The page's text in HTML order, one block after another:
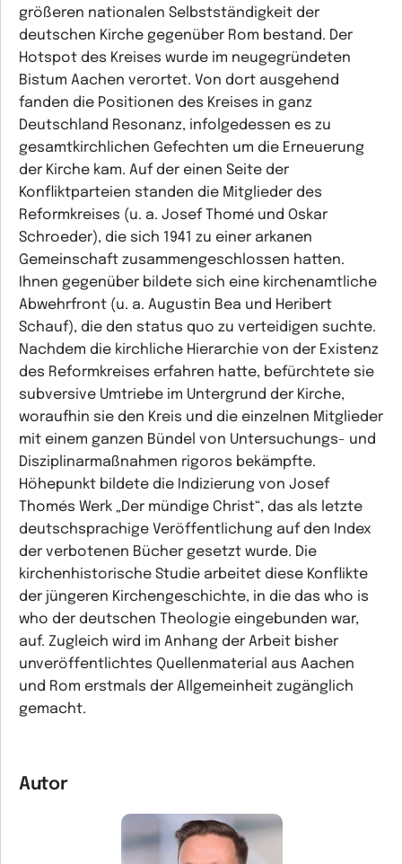
größeren nationalen Selbstständigkeit der
deutschen Kirche gegenüber Rom bestand. Der
Hotspot des Kreises wurde im neugegründeten
Bistum Aachen verortet. Von dort ausgehend
fanden die Positionen des Kreises in ganz
Deutschland Resonanz, infolgedessen es zu
gesamtkirchlichen Gefechten um die Erneuerung
der Kirche kam. Auf der einen Seite der
Konfliktparteien standen die Mitglieder des
Reformkreises (u. a. Josef Thomé und Oskar
Schroeder), die sich 1941 zu einer arkanen
Gemeinschaft zusammengeschlossen hatten.
Ihnen gegenüber bildete sich eine kirchenamtliche
Abwehrfront (u. a. Augustin Bea und Heribert
Schauf), die den status quo zu verteidigen suchte.
Nachdem die kirchliche Hierarchie von der Existenz
des Reformkreises erfahren hatte, befürchtete sie
subversive Umtriebe im Untergrund der Kirche,
woraufhin sie den Kreis und die einzelnen Mitglieder
mit einem ganzen Bündel von Untersuchungs- und
Disziplinarmaßnahmen rigoros bekämpfte.
Höhepunkt bildete die Indizierung von Josef
Thomés Werk „Der mündige Christ“, das als letzte
deutschsprachige Veröffentlichung auf den Index
der verbotenen Bücher gesetzt wurde. Die
kirchenhistorische Studie arbeitet diese Konflikte
der jüngeren Kirchengeschichte, in die das who is
who der deutschen Theologie eingebunden war,
auf. Zugleich wird im Anhang der Arbeit bisher
unveröffentlichtes Quellenmaterial aus Aachen
und Rom erstmals der Allgemeinheit zugänglich
gemacht.
Autor